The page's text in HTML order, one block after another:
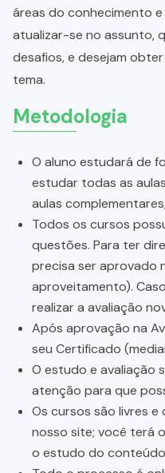
áreas do conhecimento
atualizar-se no assunto,
desafios, e desejam
tema.
Metodologia
O aluno estudará de
estudar todas as
aulas
Todos os cursos
questões. Para ter
precisa ser aprovado
aproveitamento).
realizar a avaliação
Após aprovação na
seu Certificado
O estudo e avaliação
atenção para que
Os cursos são livres
nosso site; você terá
o estudo do